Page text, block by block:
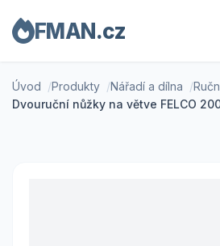
FMAN.cz
Úvod Produkty Nářadí a dílna
Dvouruční nůžky na větve FELCO